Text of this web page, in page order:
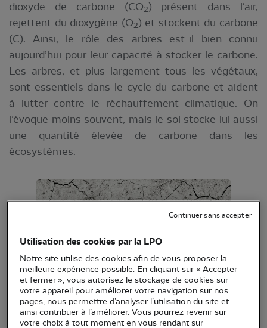
dioxyde de carbone (CO2) présent dans l'air,
rejettent du dioxygène (O2) et stockent du carbone
(C). Ainsi, le rôle des arbres est-il bien connu
aujourd’hui pour leur capacité à stocker le carbone.
Les arbres, et plus largement tous les végétaux,
sont essentiels dans le cycle du carbone et aident
à lutter contre le réchauffement climatique. On
l’évoque moins souvent, mais le sol stocke lui aussi
une quantité élevée de carbone dans les
écosystèmes.
Plante sur un sol craquelé en raison de la
Utilisation des cookies par la LPO
Notre site utilise des cookies afin de vous proposer la
meilleure expérience possible. En cliquant sur « Accepter
et fermer », vous autorisez le stockage de cookies sur
votre appareil pour améliorer votre navigation sur nos
pages, nous permettre d’analyser l’utilisation du site et
ainsi contribuer à l’améliorer. Vous pourrez revenir sur
votre choix à tout moment en vous rendant sur
Continuer sans accepter